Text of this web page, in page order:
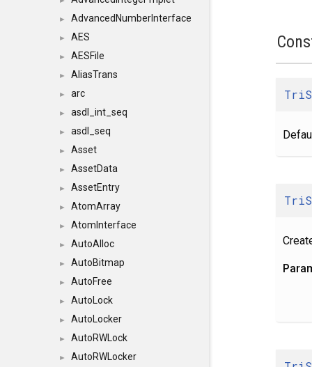
► AdvancedNumberInterface
► AES
► AESFile
► AliasTrans
► arc
► asdl_int_seq
► asdl_seq
► Asset
► AssetData
► AssetEntry
► AtomArray
► AtomInterface
► AutoAlloc
► AutoBitmap
► AutoFree
► AutoLock
► AutoLocker
► AutoRWLock
► AutoRWLocker